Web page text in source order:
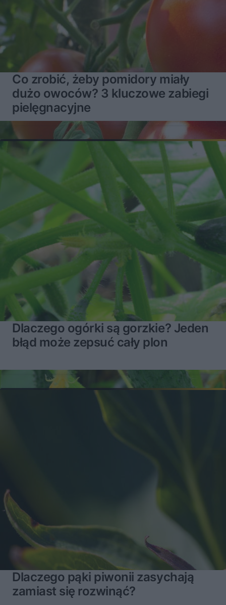
Co zrobić, żeby pomidory miały
dużo owoców? 3 kluczowe zabiegi
pielęgnacyjne
Dlaczego ogórki są gorzkie? Jeden
błąd może zepsuć cały plon
Dlaczego pąki piwonii zasychają
zamiast się rozwinąć?